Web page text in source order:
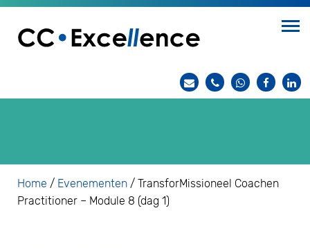
Home / Evenementen / TransforMissioneel Coachen
Practitioner – Module 8 (dag 1)